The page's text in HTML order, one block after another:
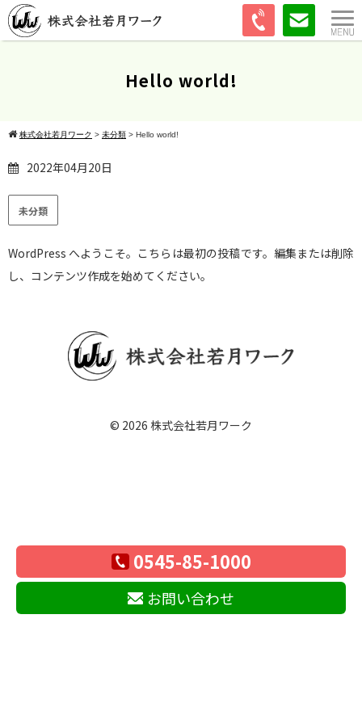
Hello world!
株式会社若月ワーク > 未分類 > Hello world!
2022年04月20日
未分類
WordPress へようこそ。こちらは最初の投稿です。編集または削除
し、コンテンツ作成を始めてください。
© 2026 株式会社若月ワーク
0545-85-1000
お問い合わせ